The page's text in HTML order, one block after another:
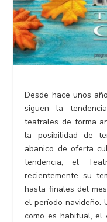
Desde hace unos
siguen la
teatrales de forma
la posibilidad de
abanico de oferta
tendencia, el
recientemente su
hasta finales del
el período navideño.
como es habitual, el